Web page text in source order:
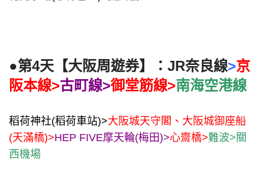
●第4天【大阪周遊券】：JR奈良線>京
阪本線>古町線>御堂筋線>南海空港線
稻荷神社(稻荷車站)>大阪城天守閣、大阪城御座船
(天滿橋)>HEP FIVE摩天輪(梅田)>心齋橋>難波>關
西機場